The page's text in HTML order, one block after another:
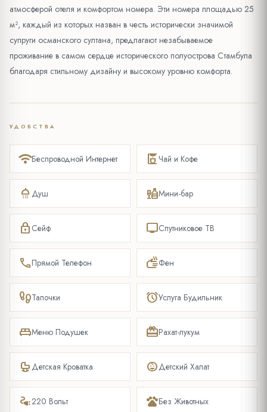
атмосферой отеля и комфортом номера. Эти номера площадью 25
м², каждый из которых назван в честь исторически значимой
супруги османского султана, предлагают незабываемое
проживание в самом сердце исторического полуострова Стамбула
благодаря стильному дизайну и высокому уровню комфорта.
УДОБСТВА
wifiБеспроводной Интернет coffee_maker Чай и Кофе
shower Душ liquorМини-бар
lock Сейф tvСпутниковое ТВ
phoneПрямой Телефон dryФен
footprintТапочки alarmУслуга Будильник
king_bedМеню Подушек redeemРахат-лукум
crib Детская Кроватка child_careДетский Халат
electrical_services220 Вольт petsБез Животных